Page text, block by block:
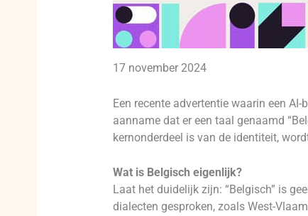
17 november 2024
Een recente advertentie waarin een
aanname dat er een taal genaamd
kernonderdeel is van de identiteit,
Wat is Belgisch eigenlijk?
Laat het duidelijk zijn: “Belgisch” is
dialecten gesproken, zoals West-